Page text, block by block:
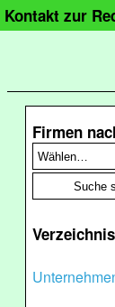
Kontakt zur
Firmen